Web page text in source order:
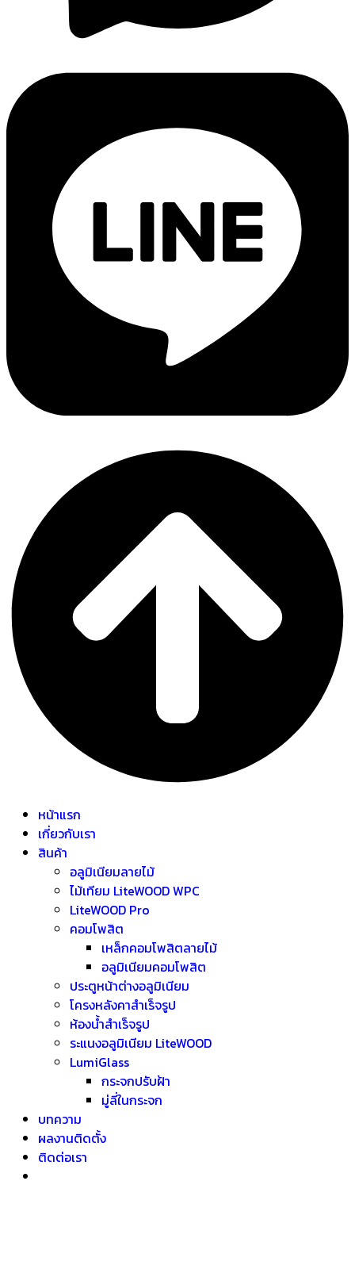
หน้าแรก
เกี่ยวกับเรา
สินค้า
อลูมิเนียมลายไม้
ไม้เทียม LiteWOOD WPC
LiteWOOD Pro
คอมโพสิต
เหล็กคอมโพสิตลายไม้
อลูมิเนียมคอมโพสิต
ประตูหน้าต่างอลูมิเนียม
โครงหลังคาสำเร็จรูป
ห้องน้ำสำเร็จรูป
ระแนงอลูมิเนียม LiteWOOD
LumiGlass
กระจกปรับฝ้า
มู่ลี่ในกระจก
บทความ
ผลงานติดตั้ง
ติดต่อเรา